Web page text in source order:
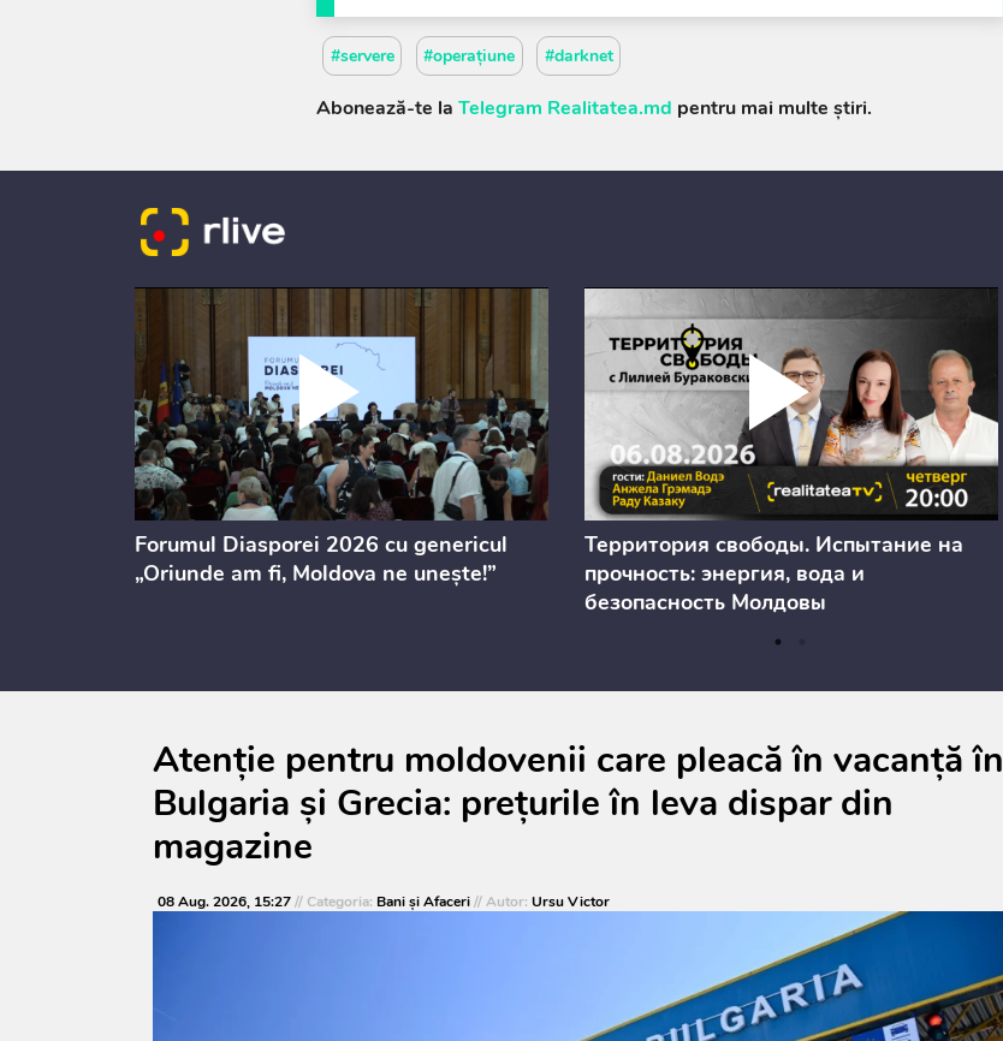
#servere #operațiune #darknet
Abonează-te la Telegram Realitatea.md pentru mai multe știri.
Forumul Diasporei 2026 cu genericul
„Oriunde am fi, Moldova ne unește!”
Территория свободы. Испытание на
прочность: энергия, вода и
безопасность Молдовы
Atenție pentru moldovenii care pleacă în vacanță în
Bulgaria și Grecia: prețurile în leva dispar din
magazine
08 Aug. 2026, 15:27// Categoria: Bani și Afaceri// Autor: Ursu Victor